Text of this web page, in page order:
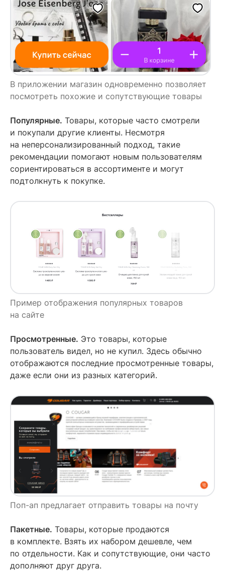
В приложении магазин одновременно позволяет
посмотреть похожие и сопутствующие товары
Популярные. Товары, которые часто смотрели
и покупали другие клиенты. Несмотря
на неперсонализированный подход, такие
рекомендации помогают новым пользователям
сориентироваться в ассортименте и могут
подтолкнуть к покупке.
Пример отображения популярных товаров
на сайте
Просмотренные. Это товары, которые
пользователь видел, но не купил. Здесь обычно
отображаются последние просмотренные товары,
даже если они из разных категорий.
Поп-ап предлагает отправить товары на почту
Пакетные. Товары, которые продаются
в комплекте. Взять их набором дешевле, чем
по отдельности. Как и сопутствующие, они часто
дополняют друг друга.